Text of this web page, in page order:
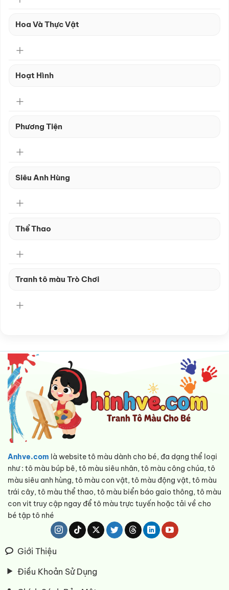
Hoa Và Thực Vật
Hoạt Hình
Phương Tiện
Siêu Anh Hùng
Thể Thao
Tranh tô màu Trò Chơi
Anhve.com là website tô màu dành cho bé, đa dạng thể loại
như : tô màu búp bê, tô màu siêu nhân, tô màu công chúa, tô
màu siêu anh hùng, tô màu con vật, tô màu động vật, tô màu
trái cây, tô màu thể thao, tô màu biển báo gaio thông, tô màu
con vit truy cập ngay để tô màu trực tuyến hoặc tải về cho
bé tập tô nhé
Giới Thiệu
Điều Khoản Sử Dụng